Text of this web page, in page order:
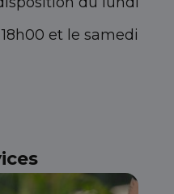
et le samedi